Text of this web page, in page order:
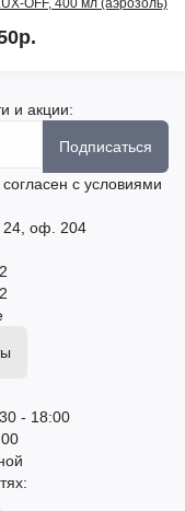
OFF, 400 мл (аэрозоль)
и акции:
Подписаться
согласен с условиями
24, оф. 204
- 18:00